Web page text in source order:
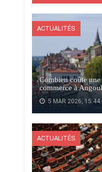
ACTUALITÉS
Combien coûte
commerce à
5 MAR 2026, 15:44
ACTUALITÉS